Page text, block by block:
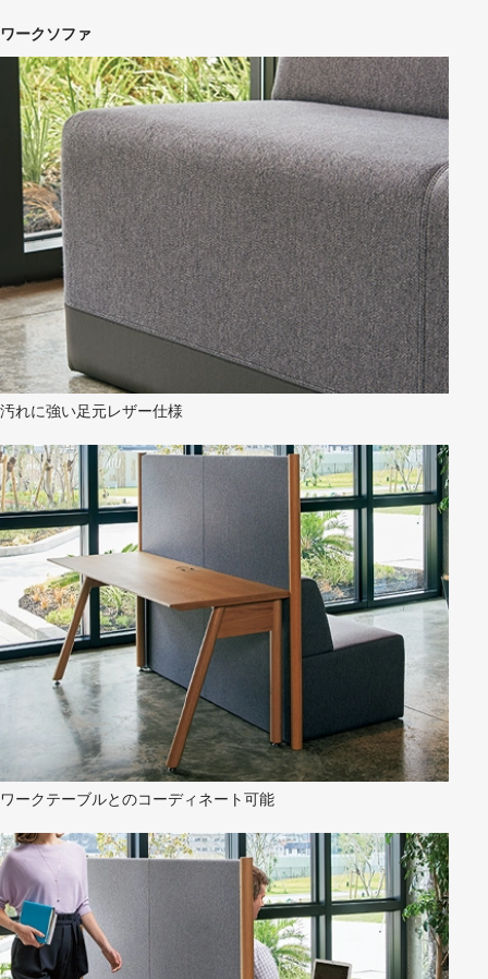
ワークソファ
汚れに強い足元レザー仕様
ワークテーブルとのコーディネート可能